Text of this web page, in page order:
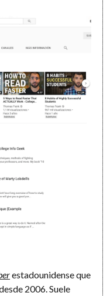
estadounidense que
2006. Suele